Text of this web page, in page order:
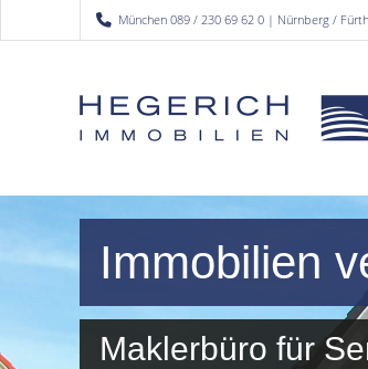
München 089 / 230 69 62 0 | Nürnberg /
Immobilien
Maklerbüro für